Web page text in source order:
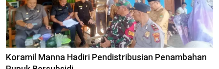
Koramil Manna Hadiri Pendistribusian Penambahan